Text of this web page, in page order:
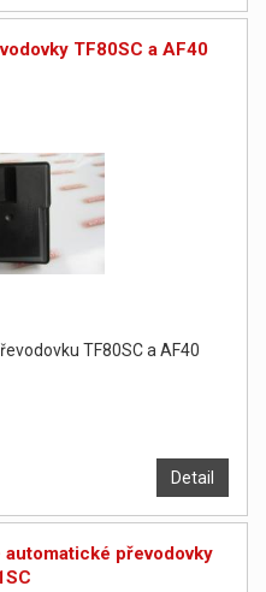
TF80SC a AF40
TF80SC a AF40
Detail
převodovky